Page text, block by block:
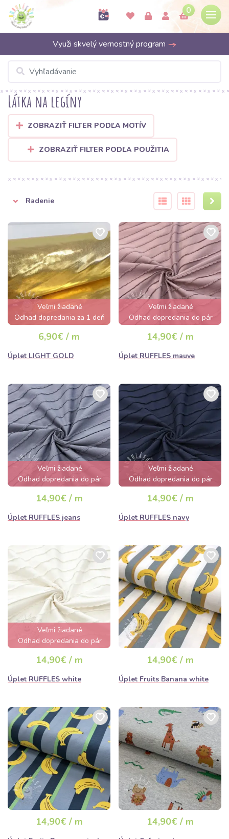
0
Využi skvelý vernostný program
Látka na legíny
ZOBRAZIŤ FILTER PODĽA MOTÍV
ZOBRAZIŤ FILTER PODĽA POUŽITIA
Radenie
Veľmi žiadané
Odhad dopredania za 1 deň
6,90€ / m
Úplet LIGHT GOLD
Veľmi žiadané
Odhad dopredania do pár
hodín
14,90€ / m
Úplet RUFFLES mauve
Veľmi žiadané
Odhad dopredania do pár
hodín
14,90€ / m
Úplet RUFFLES jeans
Veľmi žiadané
Odhad dopredania do pár
hodín
14,90€ / m
Úplet RUFFLES navy
Veľmi žiadané
Odhad dopredania do pár
hodín
14,90€ / m
Úplet RUFFLES white
14,90€ / m
Úplet Fruits Banana white
14,90€ / m 14,90€ / m